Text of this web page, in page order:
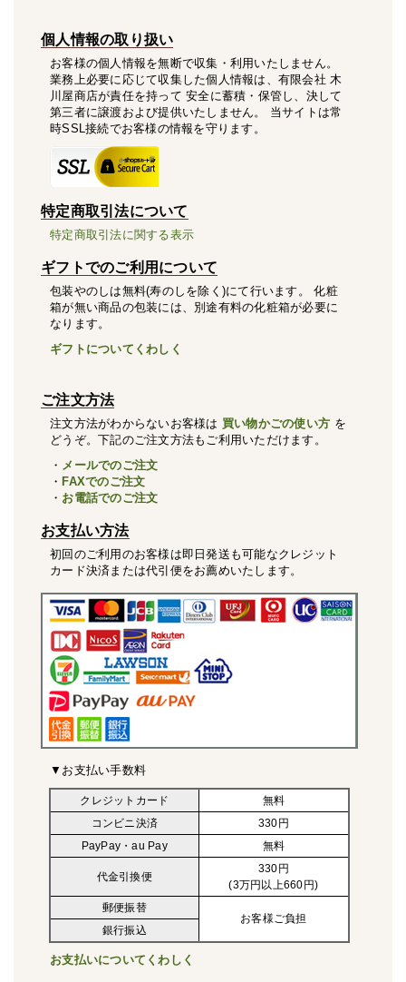
個人情報の取り扱い
お客様の個人情報を無断で収集・利用いたしません。
業務上必要に応じて収集した個人情報は、有限会社 木
川屋商店が責任を持って 安全に蓄積・保管し、決して
第三者に譲渡および提供いたしません。 当サイトは常
時SSL接続でお客様の情報を守ります。
特定商取引法について
特定商取引法に関する表示
ギフトでのご利用について
包装やのしは無料(寿のしを除く)にて行います。 化粧
箱が無い商品の包装には、別途有料の化粧箱が必要に
なります。
ギフトについてくわしく
ご注文方法
注文方法がわからないお客様は 買い物かごの使い方 を
どうぞ。下記のご注文方法もご利用いただけます。
・ メールでのご注文
・FAXでのご注文
・ お電話でのご注文
お支払い方法
初回のご利用のお客様は即日発送も可能なクレジット
カード決済または代引便をお薦めいたします。
▼お支払い手数料
クレジットカード
無料
コンビニ決済
330円
PayPay・au Pay
無料
代金引換便
330円
(3万円以上660円)
郵便振替
お客様ご負担
銀行振込
お支払いについてくわしく